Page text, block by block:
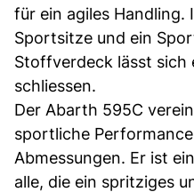
für ein agiles Handling.
Sportsitze und ein
Stoffverdeck lässt
schliessen.
Der Abarth 595C
sportliche
Abmessungen. Er ist
alle, die ein spritziges